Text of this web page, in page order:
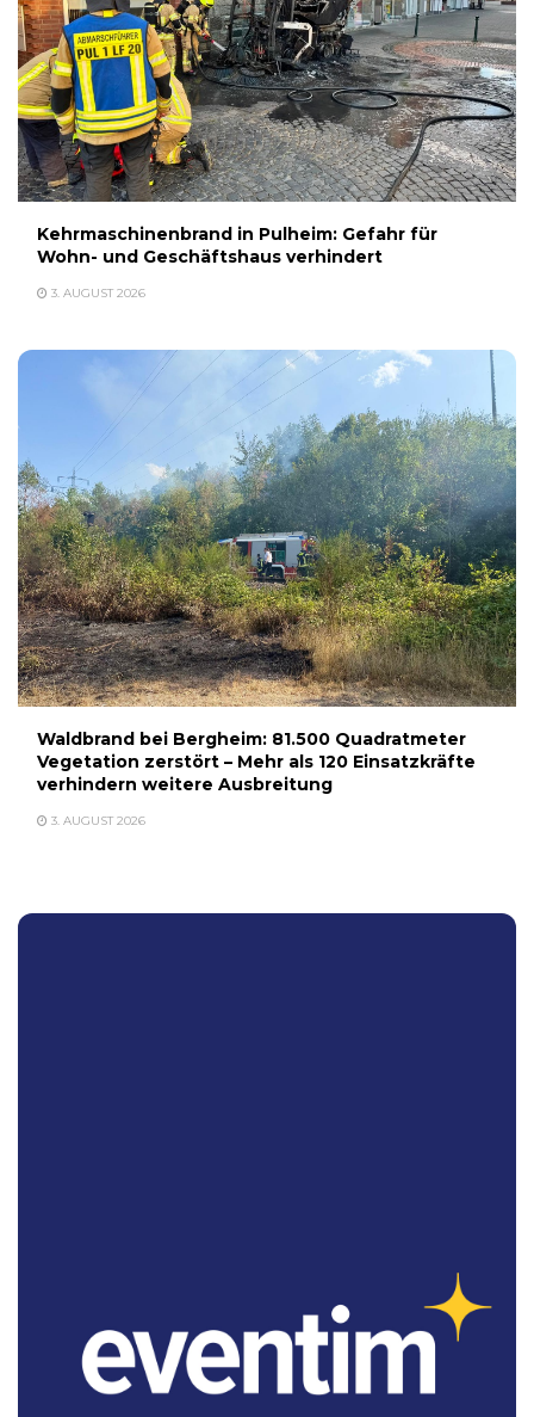
Kehrmaschinenbrand in Pulheim: Gefahr für
Wohn- und Geschäftshaus verhindert
3. AUGUST 2026
Waldbrand bei Bergheim: 81.500 Quadratmeter
Vegetation zerstört – Mehr als 120 Einsatzkräfte
verhindern weitere Ausbreitung
3. AUGUST 2026